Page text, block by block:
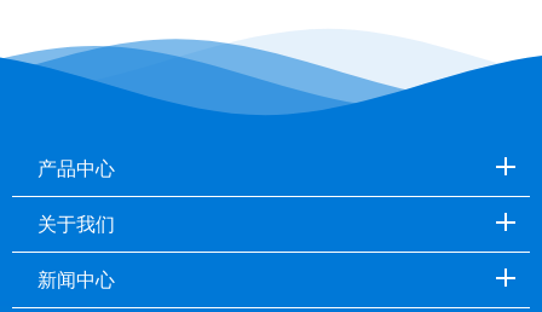
产品中心
关于我们
新闻中心